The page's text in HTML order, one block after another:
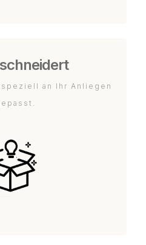
an Ihr Anliegen